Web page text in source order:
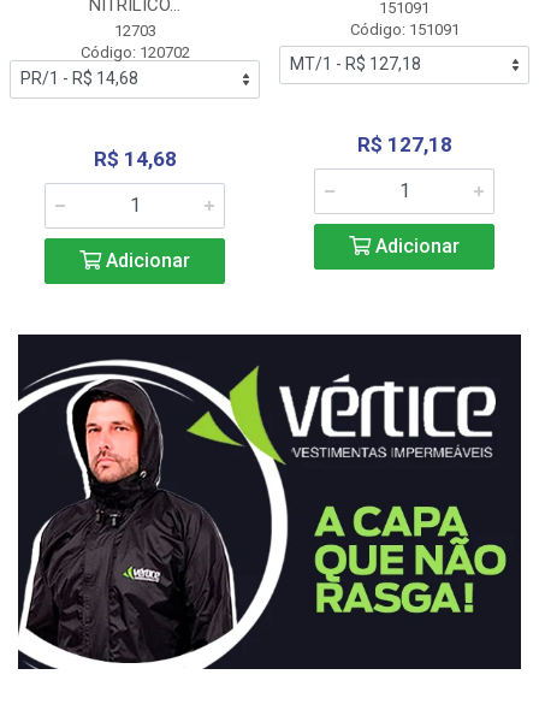
NITRÍLICO...
12703
Código: 120702
R$ 14,68
Adicionar
151091
Código: 151091
R$ 127,18
Adicionar